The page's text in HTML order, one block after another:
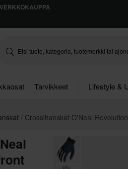
Tarvikkeet Lifestyle &
Crossihanskat O'Neal